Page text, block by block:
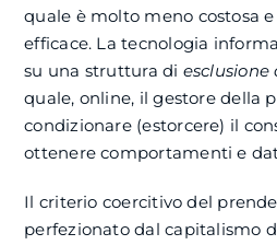
quale è molto meno costosa
efficace. La tecnologia
su una struttura di
quale, online, il gestore della
condizionare (estorcere) il
ottenere comportamenti e
Il criterio coercitivo del
perfezionato dal capitalismo